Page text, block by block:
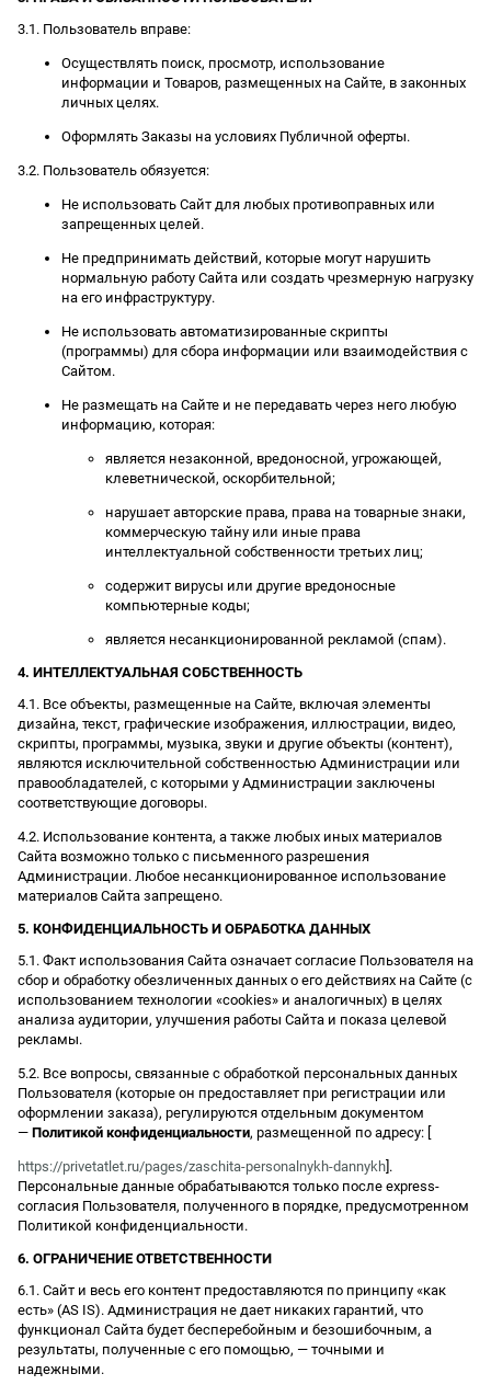
3.1. Пользователь вправе:
Осуществлять поиск, просмотр, использование
информации и Товаров, размещенных на Сайте, в законных
личных целях.
Оформлять Заказы на условиях Публичной оферты.
3.2. Пользователь обязуется:
Не использовать Сайт для любых противоправных или
запрещенных целей.
Не предпринимать действий, которые могут нарушить
нормальную работу Сайта или создать чрезмерную нагрузку
на его инфраструктуру.
Не использовать автоматизированные скрипты
(программы) для сбора информации или взаимодействия с
Сайтом.
Не размещать на Сайте и не передавать через него любую
информацию, которая:
является незаконной, вредоносной, угрожающей,
клеветнической, оскорбительной;
нарушает авторские права, права на товарные знаки,
коммерческую тайну или иные права
интеллектуальной собственности третьих лиц;
содержит вирусы или другие вредоносные
компьютерные коды;
является несанкционированной рекламой (спам).
4. ИНТЕЛЛЕКТУАЛЬНАЯ СОБСТВЕННОСТЬ
4.1. Все объекты, размещенные на Сайте, включая элементы
дизайна, текст, графические изображения, иллюстрации, видео,
скрипты, программы, музыка, звуки и другие объекты (контент),
являются исключительной собственностью Администрации или
правообладателей, с которыми у Администрации заключены
соответствующие договоры.
4.2. Использование контента, а также любых иных материалов
Сайта возможно только с письменного разрешения
Администрации. Любое несанкционированное использование
материалов Сайта запрещено.
5. КОНФИДЕНЦИАЛЬНОСТЬ И ОБРАБОТКА ДАННЫХ
5.1. Факт использования Сайта означает согласие Пользователя на
сбор и обработку обезличенных данных о его действиях на Сайте (с
использованием технологии «cookies» и аналогичных) в целях
анализа аудитории, улучшения работы Сайта и показа целевой
рекламы.
5.2. Все вопросы, связанные с обработкой персональных данных
Пользователя (которые он предоставляет при регистрации или
оформлении заказа), регулируются отдельным документом
— Политикой конфиденциальности, размещенной по адресу: [
https://privetatlet.ru/pages/zaschita-personalnykh-dannykh ].
Персональные данные обрабатываются только после express-
согласия Пользователя, полученного в порядке, предусмотренном
Политикой конфиденциальности.
6. ОГРАНИЧЕНИЕ ОТВЕТСТВЕННОСТИ
6.1. Сайт и весь его контент предоставляются по принципу «как
есть» (AS IS). Администрация не дает никаких гарантий, что
функционал Сайта будет бесперебойным и безошибочным, а
результаты, полученные с его помощью, — точными и
надежными.